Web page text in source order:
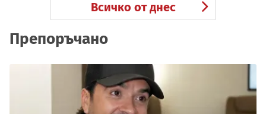
Всичко от днес
Препоръчано